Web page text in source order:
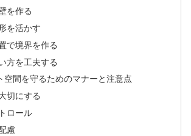
を作る
を活かす
で境界を作る
方を工夫する
空間を守るためのマナーと注意点
切にする
ロール
慮